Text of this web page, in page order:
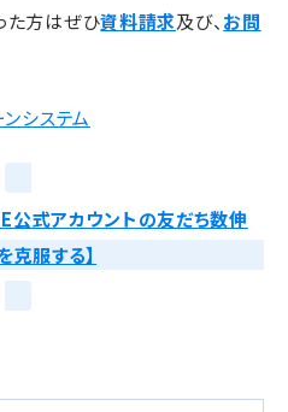
た方はぜひ資料請求及び、 お問
システム
公式アカウントの友だち数伸
克服する】